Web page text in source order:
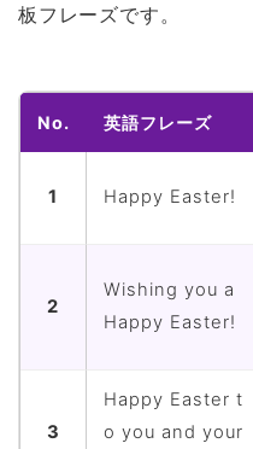
板フレーズです。
No. 英語フレーズ
1 Happy Easter!
2
Wishing you a
Happy Easter!
3
Happy Easter t
o you and your